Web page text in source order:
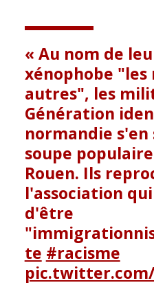
Au nom de
xénophobe
autres", les
Génération
normandie
soupe
Rouen. Ils
l'association
d'être
te #racisme
pic.twitter.com/